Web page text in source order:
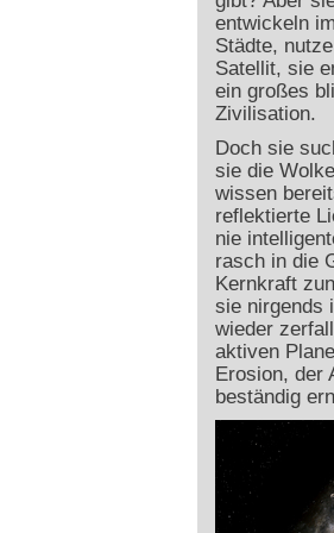
entwickeln
Städte,
Satellit, sie
ein großes
Zivilisation.
Doch sie
sie die
wissen
reflektierte
nie
rasch in die
Kernkraft
sie nirgends
wieder
aktiven
Erosion, der
beständig